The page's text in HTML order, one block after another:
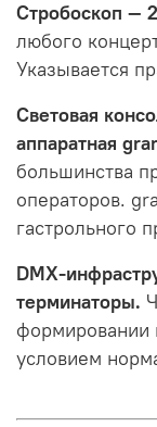
Стробоскоп —
любого
Указывается
Световая
аппаратная
большинства
операторов.
гастрольного
DMX-
терминаторы.
формировании
условием